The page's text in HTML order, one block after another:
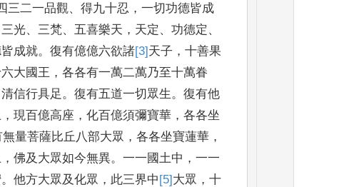
三二一品觀、得九十忍 ，一切功德皆成
三光、 三梵、 五喜樂天 ， 天定 、 功德定 、
成就。 復有億億六欲諸[3]天子 ， 十善果
大國 王 ， 各各有一萬二萬乃至十萬眷
清信行具足 。 復有五道一切眾生 。 復有他
， 現百億高座 ， 化百億須彌寶華 ， 各各坐
無量菩薩比丘八部大眾 ， 各各坐寶蓮華 ，
， 佛及大眾如今無異。 一一國土中 ， 一一
。 他方大眾及化眾 ， 此三界中[5]大眾 ， 十